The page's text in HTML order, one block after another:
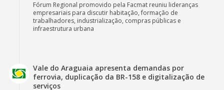
Fórum Regional promovido pela Facmat reuniu lideranças
empresariais para discutir habitação, formação de
trabalhadores, industrialização, compras públicas e
infraestrutura urbana
Vale do Araguaia apresenta demandas por
ferrovia, duplicação da BR-158 e digitalização de
serviços